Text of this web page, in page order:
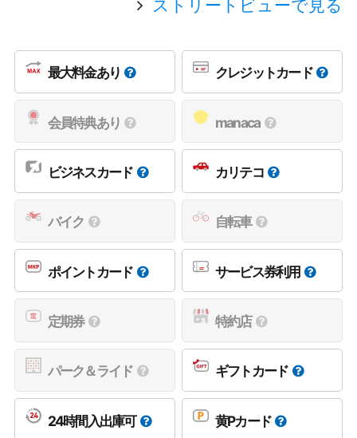
ストリートビューで見る
最大料金あり クレジットカード
会員特典あり manaca
ビジネスカード カリテコ
バイク 自転車
ポイントカード サービス券利用
定期券 特約店
パーク＆ライド ギフトカード
24時間入出庫可 黄Pカード